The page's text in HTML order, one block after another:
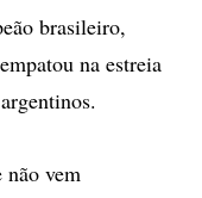
brasileiro,
na estreia
não vem